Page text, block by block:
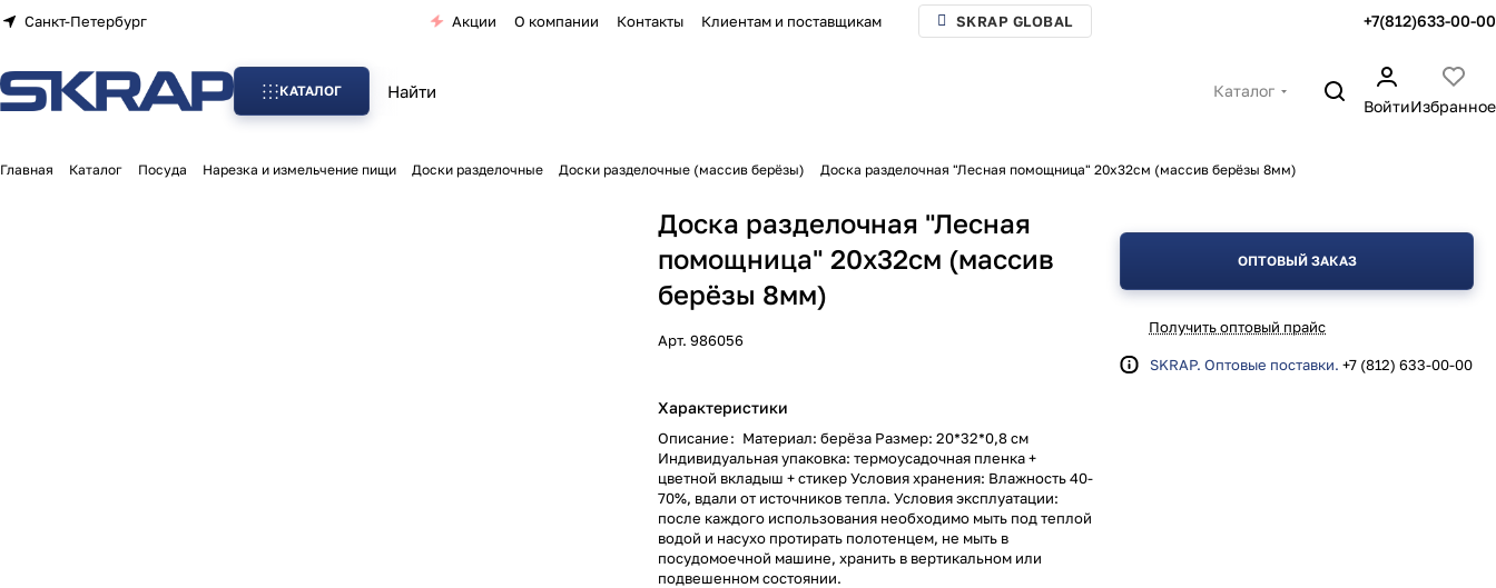
Санкт-Петербург Акции О компании Контакты Клиентам и поставщикам SKRAP GLOBAL +7(812)633-00-00
КАТАЛОГ
Каталог
ВойтиИзбранное
Главная Каталог Посуда Нарезка и измельчение пищи Доски разделочные Доски разделочные (массив берёзы) Доска разделочная "Лесная помощница" 20х32см (массив берёзы 8мм)
Доска разделочная "Лесная
помощница" 20х32см (массив
берёзы 8мм)
Арт.986056
Характеристики
Описание: Материал: берёза Размер: 20*32*0,8 см
Индивидуальная упаковка: термоусадочная пленка +
цветной вкладыш + стикер Условия хранения: Влажность 40-
70%, вдали от источников тепла. Условия эксплуатации:
после каждого использования необходимо мыть под теплой
водой и насухо протирать полотенцем, не мыть в
посудомоечной машине, хранить в вертикальном или
подвешенном состоянии.
ОПТОВЫЙ ЗАКАЗ
Получить оптовый прайс
SKRAP. Оптовые поставки. +7 (812) 633-00-00